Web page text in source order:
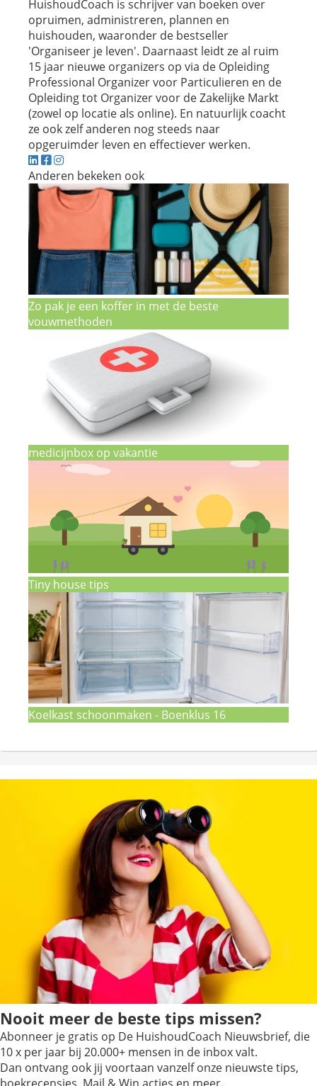
HuishoudCoach is schrijver van boeken over
opruimen, administreren, plannen en
huishouden, waaronder de bestseller
'Organiseer je leven'. Daarnaast leidt ze al ruim
15 jaar nieuwe organizers op via de Opleiding
Professional Organizer voor Particulieren en de
Opleiding tot Organizer voor de Zakelijke Markt
(zowel op locatie als online). En natuurlijk coacht
ze ook zelf anderen nog steeds naar
opgeruimder leven en effectiever werken.
Anderen bekeken ook
Zo pak je een koffer in met de beste
vouwmethoden
medicijnbox op vakantie
Tiny house tips
Koelkast schoonmaken - Boenklus 16
Nooit meer de beste tips missen?
Abonneer je gratis op De HuishoudCoach Nieuwsbrief, die
10 x per jaar bij 20.000+ mensen in de inbox valt.
Dan ontvang ook jij voortaan vanzelf onze nieuwste tips,